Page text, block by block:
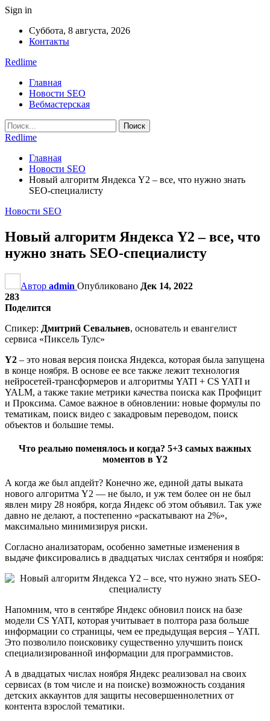
Sign in
Суббота, 8 августа, 2026
Контакты
Redlime
Главная
Новости SEO
Вебмастерская
Redlime
Главная
Новости SEO
Новый алгоритм Яндекса Y2 – все, что нужно знать
SEO-специалисту
Новости SEO
Новый алгоритм Яндекса Y2 – все, что
нужно знать SEO-специалисту
Автор admin Опубликовано Дек 14, 2022
283
Поделится
Спикер: Дмитрий Севальнев, основатель и евангелист
сервиса «Пиксель Тулс»
Y2 – это новая версия поиска Яндекса, которая была запущена
в конце ноября. В основе ее все также лежит технология
нейросетей-трансформеров и алгоритмы YATI + CS YATI и
YALM, а также такие метрики качества поиска как Профицит
и Проксима. Самое важное в обновлении: новые формулы по
тематикам, поиск видео с закадровым переводом, поиск
объектов и большие темы.
Что реально поменялось и когда? 5+3 самых важных
моментов в Y2
А когда же был апдейт? Конечно же, единой даты выката
нового алгоритма Y2 — не было, и уж тем более он не был
явлен миру 28 ноября, когда Яндекс об этом объявил. Так уже
давно не делают, а постепенно «раскатывают на 2%»,
максимально минимизируя риски.
Согласно анализаторам, особенно заметные изменения в
выдаче фиксировались в двадцатых числах сентября и ноября:
Напомним, что в сентябре Яндекс обновил поиск на базе
модели CS YATI, которая учитывает в полтора раза больше
информации со страницы, чем ее предыдущая версия – YATI.
Это позволило поисковику существенно улучшить поиск
специализированной информации для программистов.
А в двадцатых числах ноября Яндекс реализовал на своих
сервисах (в том числе и на поиске) возможность создания
детских аккаунтов для защиты несовершеннолетних от
контента взрослой тематики.